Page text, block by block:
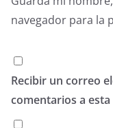
navegador para la
Recibir un correo
comentarios a